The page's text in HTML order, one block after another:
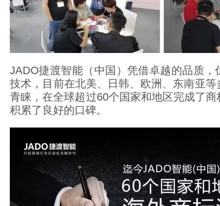
JADO捷渡智能（中国）凭借卓越的品质，
技术，目前在北美、日韩、欧洲、东南亚
青睐，在全球超过60个国家和地区完成了
积累了良好的口碑。